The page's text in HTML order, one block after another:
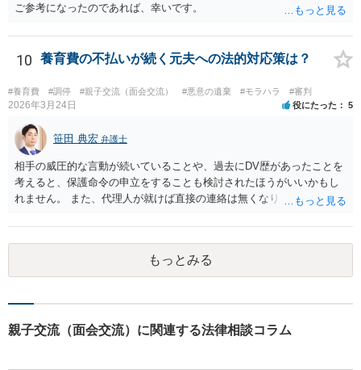
ご参考になったのであれば、幸いです。
10 養育費の不払いが続く元夫への法的対応策は？
#養育費 #調停 #親子交流（面会交流） #悪意の遺棄 #モラハラ #審判
2026年3月24日 役にたった 5
笹田 典宏 弁護士
相手の威圧的な言動が続いていることや、過去にDV歴があったことを
考えると、保護命令の申立をすることも検討されたほうがいいかもし
れません。 また、代理人が就けば直接の連絡は無くなりますので、ご
やりとりが相当ご心労になっていると見受けられますので、一度弁護
士や行政の相談窓口にご相談されることをお勧め致します。
もっとみる
親子交流（面会交流）に関連する法律相談コラム